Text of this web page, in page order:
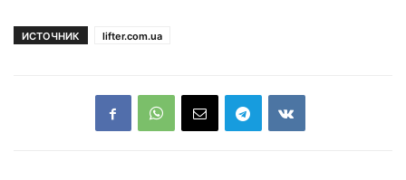
ИСТОЧНИК lifter.com.ua